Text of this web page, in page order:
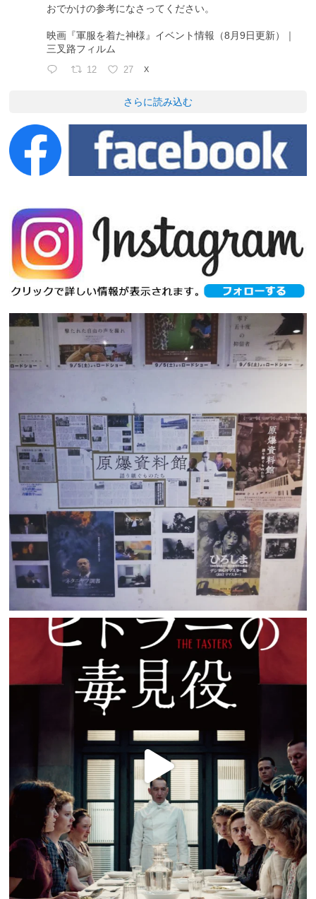
おでかけの参考になさってください。
映画『軍服を着た神様』イベント情報（8月9日更新）｜
三叉路フィルム
12 27 X
さらに読み込む